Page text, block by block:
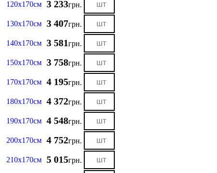
120х170см 3 233грн.
130х170см 3 407грн.
140х170см 3 581грн.
150х170см 3 758грн.
170х170см 4 195грн.
180х170см 4 372грн.
190х170см 4 548грн.
200х170см 4 752грн.
210х170см 5 015грн.